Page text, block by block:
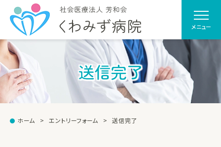
メニュー
送信完了
ホーム エントリーフォーム 送信完了